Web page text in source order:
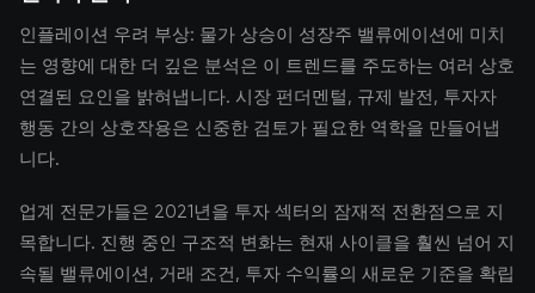
인플레이션 우려 부상: 물가 상승이 성장주 밸류에이션에 미치
는 영향에 대한 더 깊은 분석은 이 트렌드를 주도하는 여러 상호
연결된 요인을 밝혀냅니다. 시장 펀더멘털, 규제 발전, 투자자
행동 간의 상호작용은 신중한 검토가 필요한 역학을 만들어냅
니다.
업계 전문가들은 2021년을 투자 섹터의 잠재적 전환점으로 지
목합니다. 진행 중인 구조적 변화는 현재 사이클을 훨씬 넘어 지
속될 밸류에이션, 거래 조건, 투자 수익률의 새로운 기준을 확립